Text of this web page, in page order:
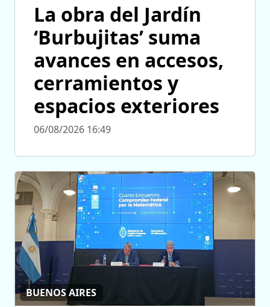
La obra del Jardín
‘Burbujitas’ suma
avances en accesos,
cerramientos y
espacios exteriores
06/08/2026 16:49
BUENOS AIRES